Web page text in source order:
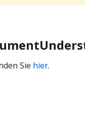
Sie hier.